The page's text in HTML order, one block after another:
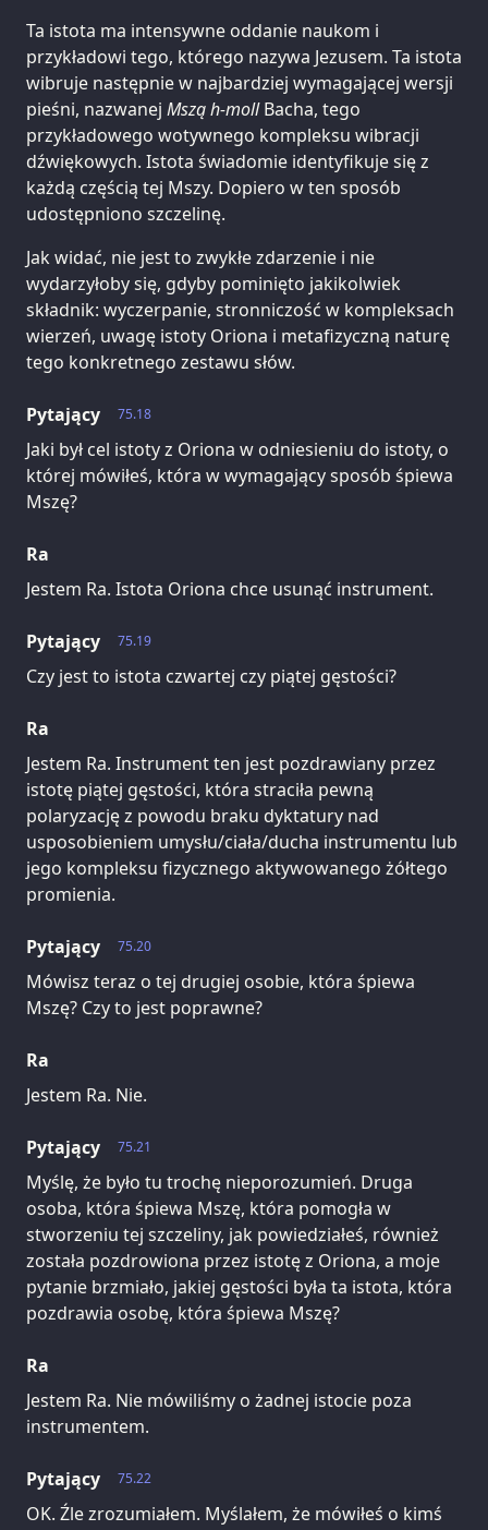
Ta istota ma intensywne oddanie naukom i
przykładowi tego, którego nazywa Jezusem. Ta istota
wibruje następnie w najbardziej wymagającej wersji
pieśni, nazwanej Mszą h-mollBacha, tego
przykładowego wotywnego kompleksu wibracji
dźwiękowych. Istota świadomie identyfikuje się z
każdą częścią tej Mszy. Dopiero w ten sposób
udostępniono szczelinę.
Jak widać, nie jest to zwykłe zdarzenie i nie
wydarzyłoby się, gdyby pominięto jakikolwiek
składnik: wyczerpanie, stronniczość w kompleksach
wierzeń, uwagę istoty Oriona i metafizyczną naturę
tego konkretnego zestawu słów.
75.18
Pytający
Jaki był cel istoty z Oriona w odniesieniu do istoty, o
której mówiłeś, która w wymagający sposób śpiewa
Mszę?
Ra
Jestem Ra. Istota Oriona chce usunąć instrument.
75.19
Pytający
Czy jest to istota czwartej czy piątej gęstości?
Ra
Jestem Ra. Instrument ten jest pozdrawiany przez
istotę piątej gęstości, która straciła pewną
polaryzację z powodu braku dyktatury nad
usposobieniem umysłu/ciała/ducha instrumentu lub
jego kompleksu fizycznego aktywowanego żółtego
promienia.
75.20
Pytający
Mówisz teraz o tej drugiej osobie, która śpiewa
Mszę? Czy to jest poprawne?
Ra
Jestem Ra. Nie.
75.21
Pytający
Myślę, że było tu trochę nieporozumień. Druga
osoba, która śpiewa Mszę, która pomogła w
stworzeniu tej szczeliny, jak powiedziałeś, również
została pozdrowiona przez istotę z Oriona, a moje
pytanie brzmiało, jakiej gęstości była ta istota, która
pozdrawia osobę, która śpiewa Mszę?
Ra
Jestem Ra. Nie mówiliśmy o żadnej istocie poza
instrumentem.
75.22
Pytający
OK. Źle zrozumiałem. Myślałem, że mówiłeś o kimś